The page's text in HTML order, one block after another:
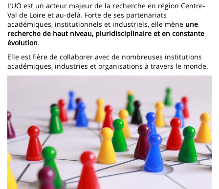
L’UO est un acteur majeur de la recherche en région Centre-
Val de Loire et au-delà. Forte de ses partenariats
académiques, institutionnels et industriels, elle mène une
recherche de haut niveau, pluridisciplinaire et en constante
évolution.
Elle est fière de collaborer avec de nombreuses institutions
académiques, industries et organisations à travers le monde.